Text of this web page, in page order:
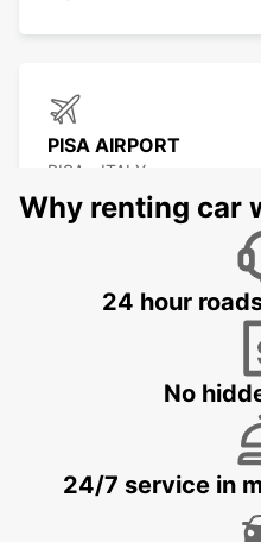
PISA AIRPORT
PISA - ITALY
GENOA AIRPORT
Why renting car
24 hour
No
24/7 service in